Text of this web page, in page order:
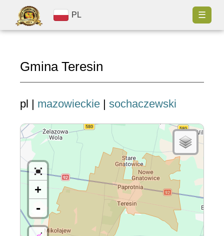
PL ☰
Gmina Teresin
pl | mazowieckie | sochaczewski
+
-